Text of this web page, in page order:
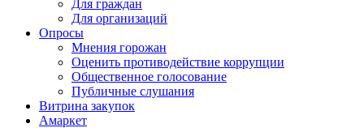
Для граждан
Для организаций
Опросы
Мнения горожан
Оценить противодействие коррупции
Общественное голосование
Публичные слушания
Витрина закупок
Амаркет